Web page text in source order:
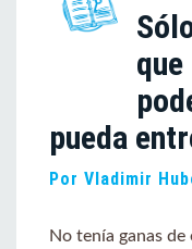
pueda
Por Vladimir
No tenía ganas